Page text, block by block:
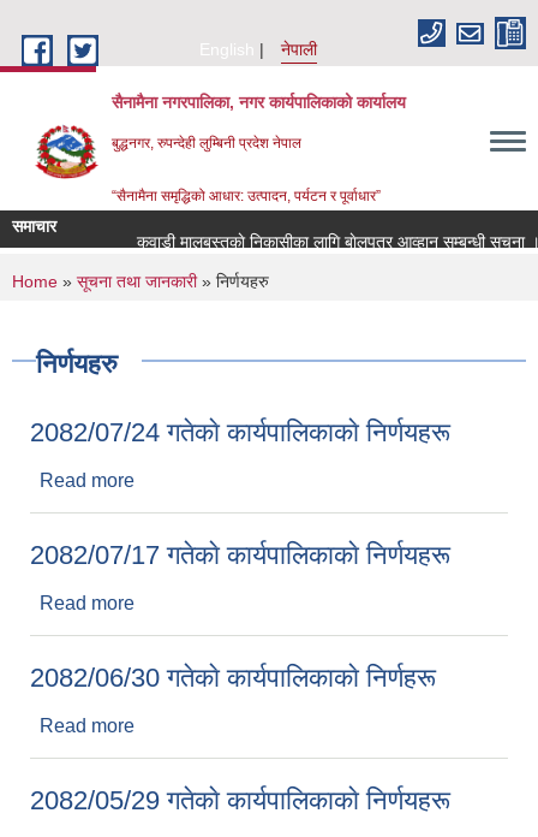
English
नेपाली
सैनामैना नगरपालिका, नगर कार्यपालिकाको कार्यालय
बुद्धनगर, रुपन्देही लुम्बिनी प्रदेश नेपाल
“सैनामैना समृद्धिको आधार: उत्पादन, पर्यटन र पूर्वाधार”
समाचार
कवाडी मालबस्तुकाे निकासीका लागि बाेलपत्र आव्हान सम्बन्धी सूचना ।
You are here
Home » सूचना तथा जानकारी» निर्णयहरु
निर्णयहरु
2082/07/24 गतेकाे कार्यपालिकाकाे निर्णयहरू
Read more
2082/07/17 गतेकाे कार्यपालिकाकाे निर्णयहरू
Read more
2082/06/30 गतेकाे कार्यपालिकाकाे निर्णहरू
Read more
2082/05/29 गतेकाे कार्यपालिकाकाे निर्णयहरू